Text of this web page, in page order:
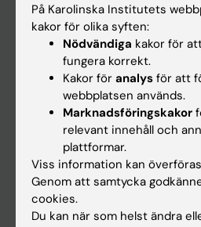
På gång
Nyheter
Kalender
Student
Canvas
Schema
Studentmejlen
På Karolinska Institutets
kakor för olika syften:
Nödvändiga kakor för
fungera korrekt.
Kakor för analys för att
webbplatsen används.
Marknadsföringskakor
relevant innehåll och
plattformar.
Viss information kan
Genom att samtycka
cookies.
Du kan när som helst ändra